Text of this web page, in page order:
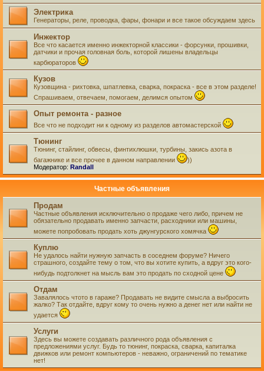
Электрика
Генераторы, реле, проводка, фары, фонари и все такое обсуждаем здесь
Инжектор
Все что касается именно инжекторной классики - форсунки, прошивки,
датчики и прочая головная боль, которой лишены владельцы
карбюраторов
Кузов
Кузовщина - рихтовка, шпатлевка, сварка, покраска - все в этом разделе!
Спрашиваем, отвечаем, помогаем, делимся опытом
Опыт ремонта - разное
Все что не подходит ни к одному из разделов автомастерской
Тюнинг
Тюнинг, стайлинг, обвесы, финтихлюшки, турбины, закись азота в
багажнике и все прочее в данном направлении
))
Модератор: Randall
Частные объявления
Продам
Частные объявления исключительно о продаже чего либо, причем не
обязательно продавать именно запчасти, расходники или машины,
можете попробовать продать хоть джунгурского хомячка
Куплю
Не удалось найти нужную запчасть в соседнем форуме? Ничего
страшного, создайте тему о том, что вы хотите купить, а вдруг это кого-
нибудь подтолкнет на мысль вам это продать по сходной цене
Отдам
Завалялось чтото в гараже? Продавать не видите смысла а выбросить
жалко? Так отдайте, вдруг кому то очень нужно а денег нет или найти не
удается
Услуги
Здесь вы можете создавать различного рода объявления с
предложениями услуг. Будь то тюнинг, покраска, сварка, капиталка
движков или ремонт компьютеров - неважно, ограничений по тематике
нет!